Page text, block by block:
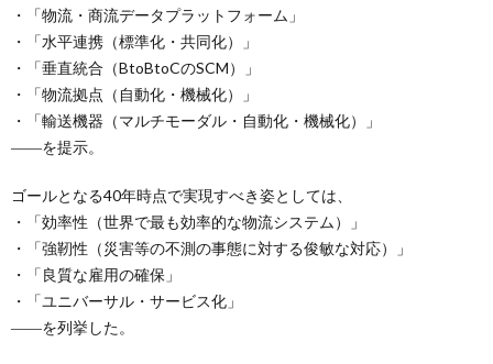
・「物流・商流データプラットフォーム」
・「水平連携（標準化・共同化）」
・「垂直統合（BtoBtoCのSCM）」
・「物流拠点（自動化・機械化）」
・「輸送機器（マルチモーダル・自動化・機械化）」
――を提示。
ゴールとなる40年時点で実現すべき姿としては、
・「効率性（世界で最も効率的な物流システム）」
・「強靭性（災害等の不測の事態に対する俊敏な対応）」
・「良質な雇用の確保」
・「ユニバーサル・サービス化」
――を列挙した。